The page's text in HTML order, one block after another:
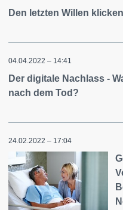
Den letzten Willen
04.04.2022 – 14:41
Der digitale Nachlass -
nach dem Tod?
24.02.2022 – 17:04